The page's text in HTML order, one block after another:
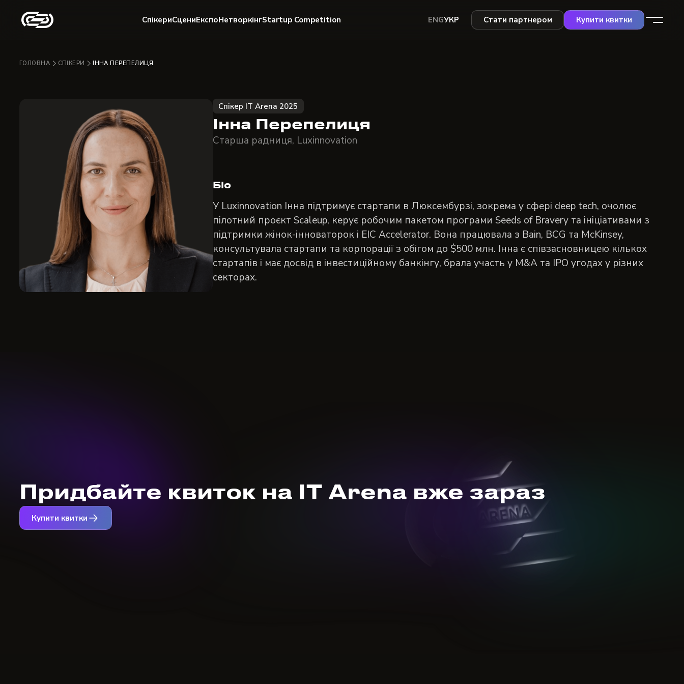
СпікериСцениЕкспоНетворкінгStartup Competition ENGУКР Стати партнером Купити квитки
ГОЛОВНА СПІКЕРИ ІННА ПЕРЕПЕЛИЦЯ
Спікер IT Arena 2025
Інна Перепелиця
Старша радниця, Luxinnovation
Біо
У Luxinnovation Інна підтримує стартапи в Люксембурзі, зокрема у сфері deep tech, очолює
пілотний проєкт Scaleup, керує робочим пакетом програми Seeds of Bravery та ініціативами з
підтримки жінок-інноваторок і EIC Accelerator. Вона працювала з Bain, BCG та McKinsey,
консультувала стартапи та корпорації з обігом до $500 млн. Інна є співзасновницею кількох
стартапів і має досвід в інвестиційному банкінгу, брала участь у M&A та IPO угодах у різних
секторах.
Придбайте квиток на IT Arena вже зараз
Купити квитки